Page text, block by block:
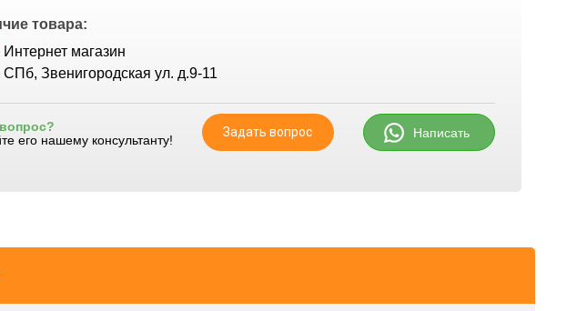
товара:
Интернет магазин
СПб, Звенигородская ул. д.9-11
его нашему консультанту!
Задать вопрос Написать